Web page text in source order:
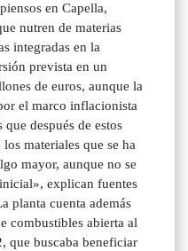
en Capella,
nutren de materias
integradas en la
prevista en un
de euros, aunque la
el marco inflacionista
después de estos
materiales que se ha
mayor, aunque no se
explican fuentes
planta cuenta además
combustibles abierta al
que buscaba beneficiar